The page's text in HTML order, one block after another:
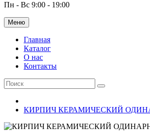
Пн - Вс 9:00 - 19:00
Меню
Главная
Каталог
О нас
Контакты
КИРПИЧ КЕРАМИЧЕСКИЙ